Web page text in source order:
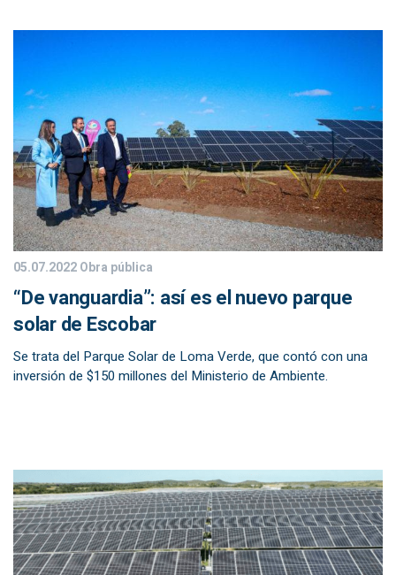
05.07.2022Obra pública
“De vanguardia”: así es el nuevo parque
solar de Escobar
Se trata del Parque Solar de Loma Verde, que contó con una
inversión de $150 millones del Ministerio de Ambiente.